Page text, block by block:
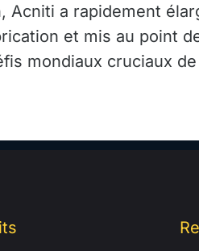
Acniti a rapidement
et mis au point
mondiaux cruciaux